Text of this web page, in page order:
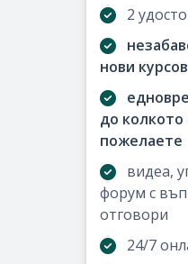
2
нови
до колкото
пожелаете
видеа,
форум с
отговори
24/7